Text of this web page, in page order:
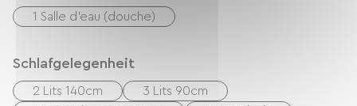
1 Salle d'eau (douche)
Schlafgelegenheit
2 Lits 140cm
3 Lits 90cm